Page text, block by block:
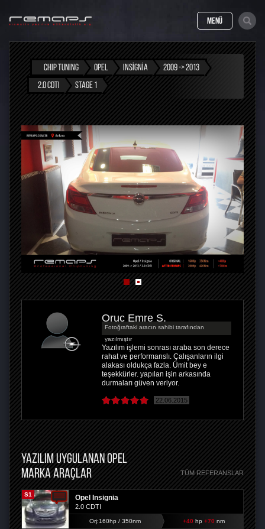
MENÜ
CHIP TUNING OPEL INSIGNIA
2009 -> 2013
2.0 CDTI
STAGE 1
Oruç Emre S.
Fotoğraftaki aracın sahibi tarafından
yazılmıştır
Yazılım işlemi sonrası araba son derece
rahat ve performanslı. Çalışanların ilgi
alakası oldukça fazla. Ümit bey e
teşekkürler. yapılan işin arkasında
durmaları güven veriyor.
22.06.2015
YAZILIM UYGULANAN OPEL
MARKA ARAÇLAR
TÜM REFERANSLAR
S1 Opel Insignia
2.0 CDTI
Orj:160hp / 350nm +40 hp +70 nm